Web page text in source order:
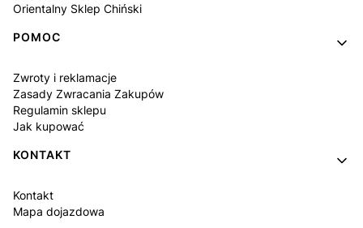
Orientalny Sklep Chiński
POMOC
Zwroty i reklamacje
Zasady Zwracania Zakupów
Regulamin sklepu
Jak kupować
KONTAKT
Kontakt
Mapa dojazdowa